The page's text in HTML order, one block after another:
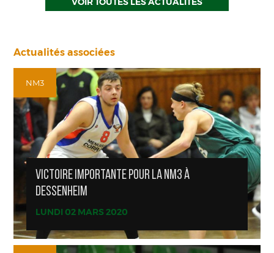
Actualités associées
NM3
VICTOIRE IMPORTANTE POUR LA NM3 À
DESSENHEIM
LUNDI 02 MARS 2020